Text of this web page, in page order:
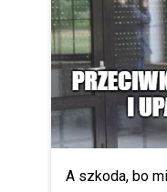
A szkoda, bo